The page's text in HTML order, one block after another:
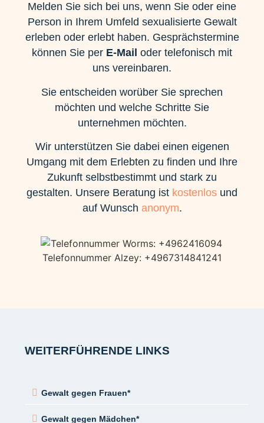
Melden Sie sich bei uns, wenn Sie oder eine
Person in Ihrem Umfeld sexualisierte Gewalt
erleben oder erlebt haben. Gesprächstermine
können Sie per E-Mail oder telefonisch mit
uns vereinbaren.
Sie entscheiden worüber Sie sprechen
möchten und welche Schritte Sie
unternehmen möchten.
Wir unterstützen Sie dabei einen eigenen
Umgang mit dem Erlebten zu finden und Ihre
Zukunft selbstbestimmt und stark zu
gestalten. Unsere Beratung ist kostenlos und
auf Wunsch anonym.
WEITERFÜHRENDE LINKS
Gewalt gegen Frauen*
Gewalt gegen Mädchen*